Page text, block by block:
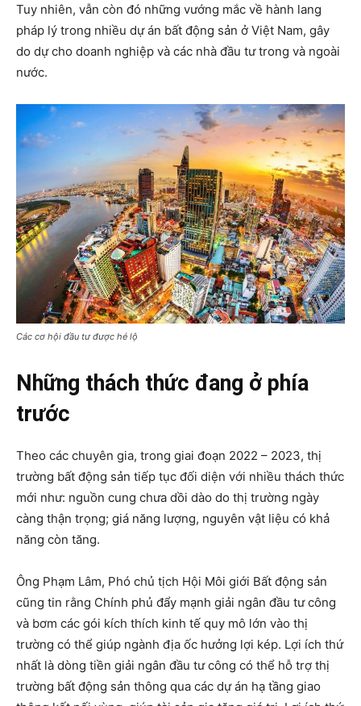
Tuy nhiên, vẫn còn đó những vướng mắc về hành lang
pháp lý trong nhiều dự án bất động sản ở Việt Nam, gây
do dự cho doanh nghiệp và các nhà đầu tư trong và ngoài
nước.
Các cơ hội đầu tư được hé lộ
Những thách thức đang ở phía
trước
Theo các chuyên gia, trong giai đoạn 2022 – 2023, thị
trường bất động sản tiếp tục đối diện với nhiều thách thức
mới như: nguồn cung chưa dồi dào do thị trường ngày
càng thận trọng; giá năng lượng, nguyên vật liệu có khả
năng còn tăng.
Ông Phạm Lâm, Phó chủ tịch Hội Môi giới Bất động sản
cũng tin rằng Chính phủ đẩy mạnh giải ngân đầu tư công
và bơm các gói kích thích kinh tế quy mô lớn vào thị
trường có thể giúp ngành địa ốc hưởng lợi kép. Lợi ích thứ
nhất là dòng tiền giải ngân đầu tư công có thể hỗ trợ thị
trường bất động sản thông qua các dự án hạ tầng giao